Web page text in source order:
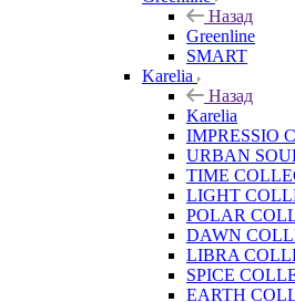
Назад
Greenline
SMART
Karelia
Назад
Karelia
IMPRESSIO
URBAN
TIME
LIGHT
POLAR
DAWN
LIBRA
SPICE
EARTH